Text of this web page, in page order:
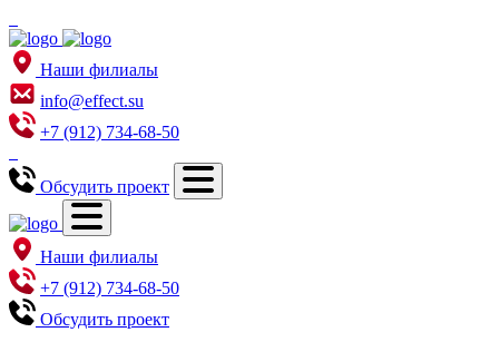
Наши филиалы
info@effect.su
+7 (912) 734-68-50
Обсудить проект
Наши филиалы
+7 (912) 734-68-50
Обсудить проект